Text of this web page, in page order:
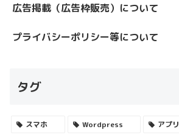
広告掲載（広告枠販売）について
プライバシーポリシー等について
タグ
スマホ Wordpress アプリ